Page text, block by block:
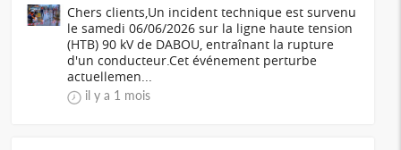
Chers clients,Un incident technique est survenu
le samedi 06/06/2026 sur la ligne haute tension
(HTB) 90 kV de DABOU, entraînant la rupture
d'un conducteur.Cet événement perturbe
actuellemen...
il y a 1 mois